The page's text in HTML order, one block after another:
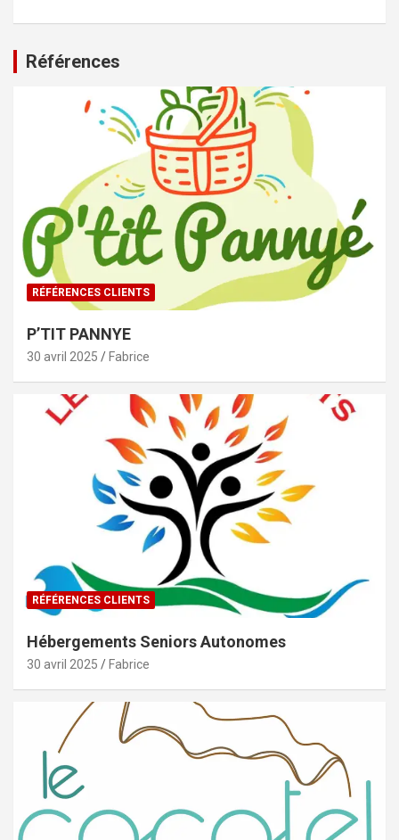
Références
RÉFÉRENCES CLIENTS
P’TIT PANNYE
30 avril 2025 Fabrice
RÉFÉRENCES CLIENTS
Hébergements Seniors Autonomes
30 avril 2025 Fabrice